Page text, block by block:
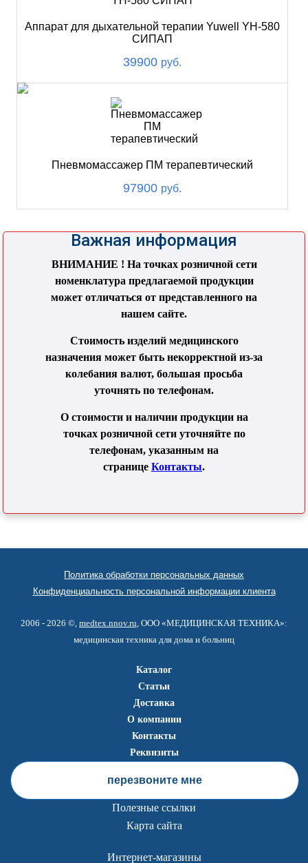
Аппарат для дыхательной терапии Yuwell YH-580
СИПАП
39900 руб.
Пневмомассажер ПМ терапевтический
97900 руб.
Важная информация
ВНИМАНИЕ ! На точках розничной сети
номенклатура предлагаемой продукции
может отличаться от представленного на
нашем сайте.
Стоимость изделий медицинского
назначения может быть некорректной из-за
колебания валют, большая просьба
уточнять по телефонам.
О стоимости и наличии продукции на
точках розничной сети уточняйте по
телефонам, указанным на
странице Контакты.
Политика обработки персональных данных
Конфиденциальность персональной информации клиента
2006 - 2026 ©, medtex.nnov.ru , ООО «МЕДИЦИНСКАЯ ТЕХНИКА»:
медицинская техника для дома и больниц
Каталог
Статьи
Доставка
О компании
Контакты
Реквизиты
перезвоните мне
Полезные ссылки
Карта сайта
Интернет-магазины